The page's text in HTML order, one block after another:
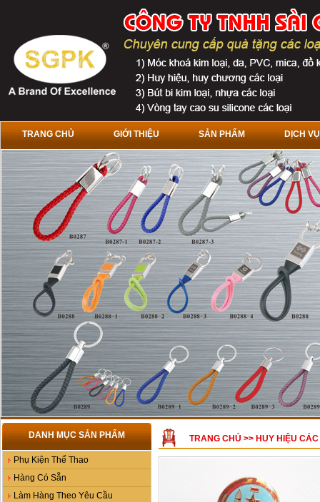
TRANG CHỦ GIỚI THIỆU SẢN PHẨM DỊCH VỤ
DANH MỤC SẢN PHẨM
Phụ Kiện Thể Thao
Hàng Có Sẵn
Làm Hàng Theo Yêu Cầu
TRANG CHỦ >> HUY HIỆU